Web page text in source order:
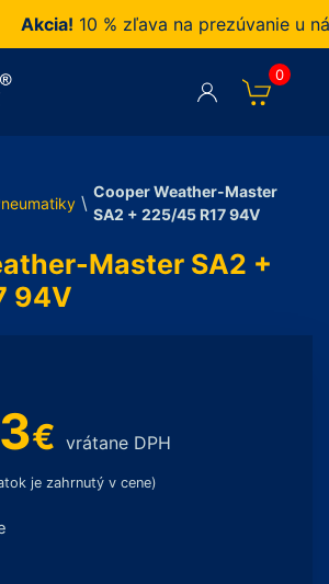
Akcia!10 % zľava na prezúvanie u nás
0
\
Cooper Weather-Master
SA2 + 225/45 R17 94V
Master SA2 +
94V
€ vrátane DPH
je zahrnutý v cene)